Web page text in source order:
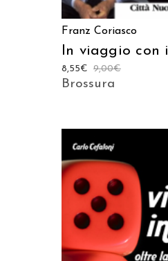
Franz Coriasco
In viaggio con
9,00€
8,55€
Brossura